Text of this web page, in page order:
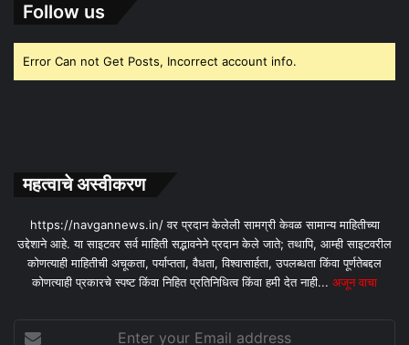
Follow us
Error Can not Get Posts, Incorrect account info.
महत्वाचे अस्वीकरण
https://navgannews.in/ वर प्रदान केलेली सामग्री केवळ सामान्य माहितीच्या
उद्देशाने आहे. या साइटवर सर्व माहिती सद्भावनेने प्रदान केले जाते; तथापि, आम्ही साइटवरील
कोणत्याही माहितीची अचूकता, पर्याप्तता, वैधता, विश्वासार्हता, उपलब्धता किंवा पूर्णतेबद्दल
कोणत्याही प्रकारचे स्पष्ट किंवा निहित प्रतिनिधित्व किंवा हमी देत ​​नाही... अजून वाचा